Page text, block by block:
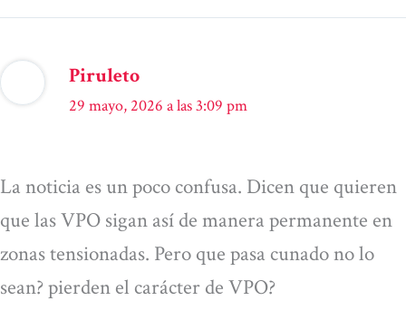
Piruleto
29 mayo, 2026 a las 3:09 pm
La noticia es un poco confusa. Dicen que quieren
que las VPO sigan así de manera permanente en
zonas tensionadas. Pero que pasa cunado no lo
sean? pierden el carácter de VPO?